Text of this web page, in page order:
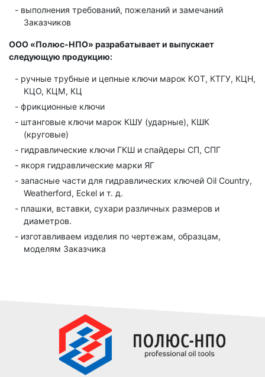
выполнения требований, пожеланий и замечаний
Заказчиков
ООО «Полюс-НПО» разрабатывает и выпускает
следующую продукцию:
ручные трубные и цепные ключи марок КОТ, КТГУ, КЦН,
КЦО, КЦМ, КЦ
фрикционные ключи
штанговые ключи марок КШУ (ударные), КШК
(круговые)
гидравлические ключи ГКШ и спайдеры СП, СПГ
якоря гидравлические марки ЯГ
запасные части для гидравлических ключей Oil Country,
Weatherford, Eckel и т. д.
плашки, вставки, сухари различных размеров и
диаметров.
изготавливаем изделия по чертежам, образцам,
моделям Заказчика